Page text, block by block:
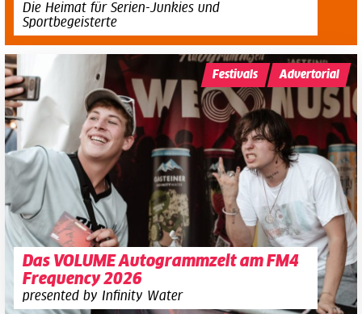
Die Heimat für Serien-Junkies und
Sportbegeisterte
Das VOLUME Autogrammzelt am FM4
Frequency 2026
presented by Infinity Water
Festivals Advertorial